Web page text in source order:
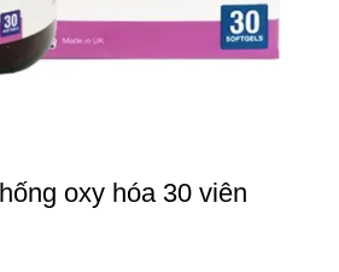
oxy hóa 30 viên